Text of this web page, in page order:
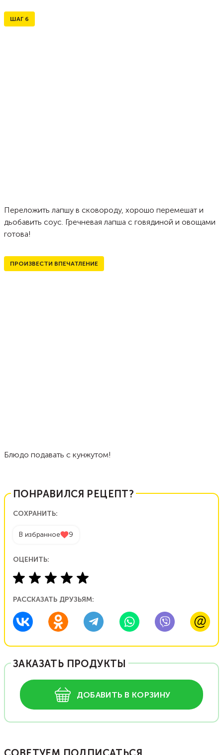
ШАГ 6
Переложить лапшу в сковороду, хорошо перемешат и
дьобавить соус. Гречневая лапша с говядиной и овощами
готова!
ПРОИЗВЕСТИ ВПЕЧАТЛЕНИЕ
Блюдо подавать с кунжутом!
ПОНРАВИЛСЯ РЕЦЕПТ?
СОХРАНИТЬ:
В избранное 9
ОЦЕНИТЬ:
РАССКАЗАТЬ ДРУЗЬЯМ:
ЗАКАЗАТЬ ПРОДУКТЫ
ДОБАВИТЬ В КОРЗИНУ